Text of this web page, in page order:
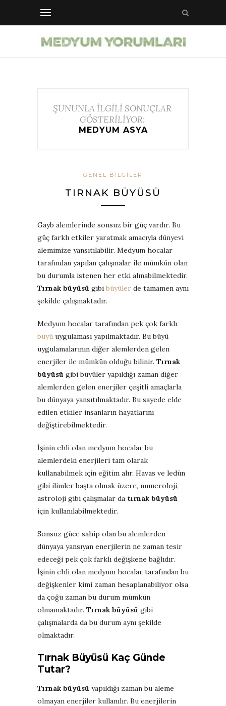
ŞUNUNLA İLGİLİ SONUÇLAR
GÖSTERİLİYOR:
MEDYUM ASYA
GENEL BILGILER
TIRNAK BÜYÜSÜ
Gayb alemlerinde sonsuz bir güç vardır. Bu
güç farklı etkiler yaratmak amacıyla dünyevi
alemimize yansıtılabilir. Medyum hocalar
tarafından yapılan çalışmalar ile mümkün olan
bu durumla istenen her etki alınabilmektedir.
Tırnak büyüsü gibi büyüler de tamamen aynı
şekilde çalışmaktadır.
Medyum hocalar tarafından pek çok farklı
büyü uygulaması yapılmaktadır. Bu büyü
uygulamalarının diğer alemlerden gelen
enerjiler ile mümkün olduğu bilinir. Tırnak
büyüsü gibi büyüler yapıldığı zaman diğer
alemlerden gelen enerjiler çeşitli amaçlarla
bu dünyaya yansıtılmaktadır. Bu sayede elde
edilen etkiler insanların hayatlarını
değiştirebilmektedir.
İşinin ehli olan medyum hocalar bu
alemlerdeki enerjileri tam olarak
kullanabilmek için eğitim alır. Havas ve ledün
gibi ilimler başta olmak üzere, numeroloji,
astroloji gibi çalışmalar da tırnak büyüsü
için kullanılabilmektedir.
Sonsuz güce sahip olan bu alemlerden
dünyaya yansıyan enerjilerin ne zaman tesir
edeceği pek çok farklı değişkene bağlıdır.
İşinin ehli olan medyum hocalar tarafından bu
değişkenler kimi zaman hesaplanabiliyor olsa
da çoğu zaman bu durum mümkün
olmamaktadır. Tırnak büyüsü gibi
çalışmalarda da bu durum aynı şekilde
olmaktadır.
Tırnak Büyüsü Kaç Günde
Tutar?
Tırnak büyüsü yapıldığı zaman bu aleme
olmayan enerjiler kullanılır. Bu enerjilerin